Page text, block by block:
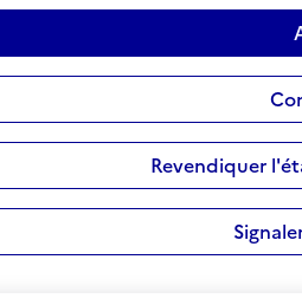
Revendiquer